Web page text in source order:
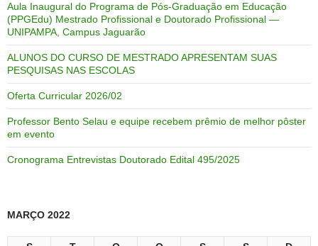
Aula Inaugural do Programa de Pós-Graduação em Educação
(PPGEdu) Mestrado Profissional e Doutorado Profissional —
UNIPAMPA, Campus Jaguarão
ALUNOS DO CURSO DE MESTRADO APRESENTAM SUAS
PESQUISAS NAS ESCOLAS
Oferta Curricular 2026/02
Professor Bento Selau e equipe recebem prêmio de melhor pôster
em evento
Cronograma Entrevistas Doutorado Edital 495/2025
MARÇO 2022